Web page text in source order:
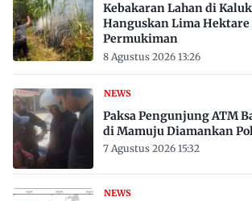
Kebakaran Lahan di
Hanguskan Lima Hektare
Permukiman
8 Agustus 2026 13:26
NEWS
Paksa Pengunjung ATM
di Mamuju Diamankan
7 Agustus 2026 15:32
NEWS